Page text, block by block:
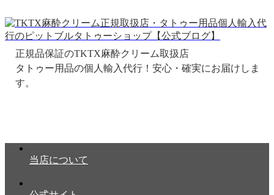
正規品保証のTKTX麻酔クリーム取扱店
当店について